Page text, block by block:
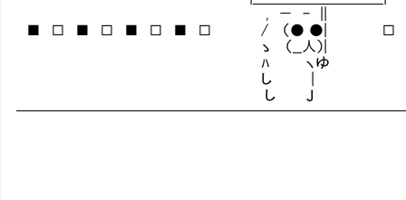
, － - ||
■ □ ■ □ ■ □ ■ □ / （● ●| □
ゝ （__人）|
ﾊ ヽゆ
し |
し Ｊ